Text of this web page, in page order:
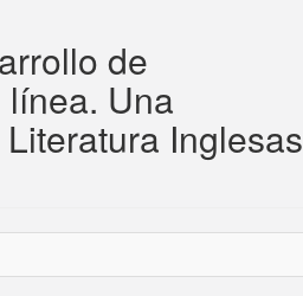
de
Una
Inglesas